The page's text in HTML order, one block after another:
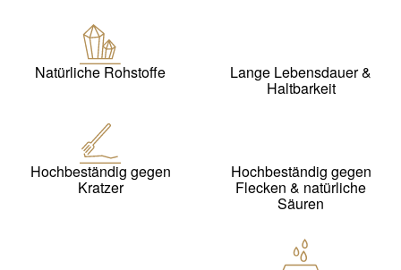
Natürliche Rohstoffe Lange Lebensdauer &
Haltbarkeit
Hochbeständig gegen
Kratzer
Hochbeständig gegen
Flecken & natürliche
Säuren